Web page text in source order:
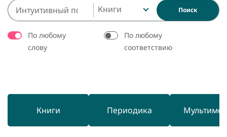
Книги Поиск
По любому
слову
По любому
соответствию
Книги Периодика